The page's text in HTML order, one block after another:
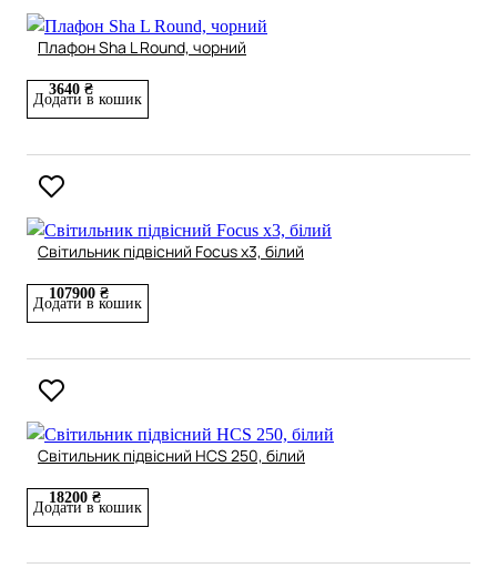
Плафон Sha L Round, чорний
3640 ₴
Додати в кошик
Світильник підвісний Focus x3, білий
107900 ₴
Додати в кошик
Світильник підвісний HCS 250, білий
18200 ₴
Додати в кошик